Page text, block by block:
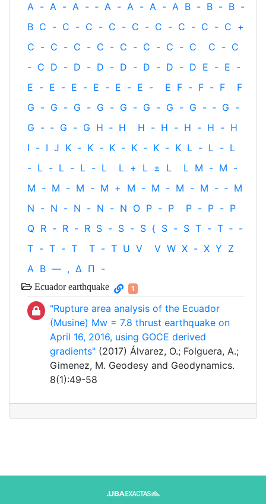
A - A - A - ‐ A - A - A - A B - B - B -
B C - C - C - C - C - C - C - C - C +
C - C - C - C - C - C - C - C C - C
- C D - D - D - D - D - D - D E - E -
E - E - E - E - E - E - E F - F - F
F
G - G - G - G - G - G - G - G - ‐ G -
G - ‐ G - G H ‐ H H - H - H - H - H
I - I J K - K - K - K - K - K L - L - L
- L - L - L - L L + L ± L L M - M -
M - M - M - M + M - M - M - M - ‐ M
N - N - N - N - N O P - P P - P - P
Q R - R - R S - S - S { S - S T - T ‐ -
T - T - T T - T U V V W X - X Y Z
Α Β — , Δ Π -
Ecuador earthquake 1
"Rupture area analysis of the Ecuador
(Musine) Mw = 7.8 thrust earthquake on
April 16, 2016, using GOCE derived
gradients" (2017) Álvarez, O.; Folguera, A.;
Gimenez, M. Geodesy and Geodynamics.
8(1):49-58